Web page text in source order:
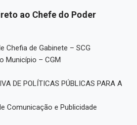
ao Chefe do Poder
Chefia de Gabinete – SCG
Município – CGM
DE POLÍTICAS PÚBLICAS PARA A
Comunicação e Publicidade